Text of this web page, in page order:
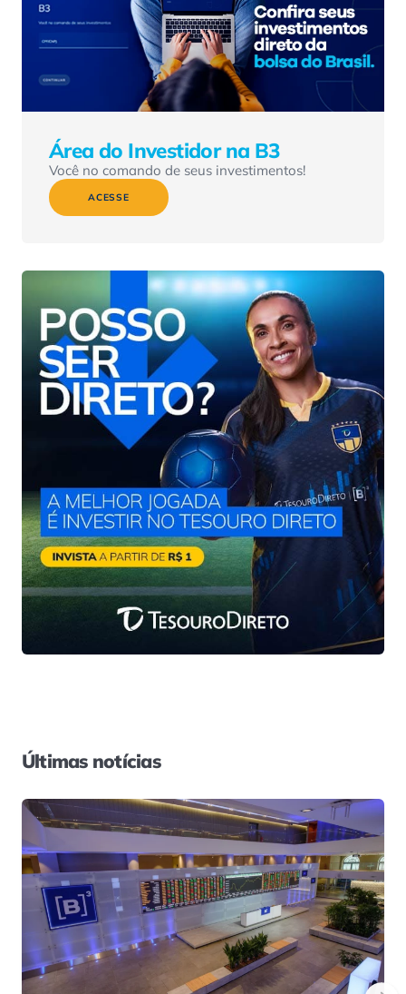
Área do Investidor na B3
Você no comando de seus investimentos!
ACESSE
Últimas notícias